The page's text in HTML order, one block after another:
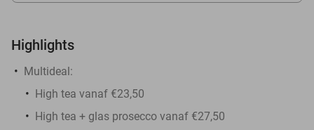
Highlights
Multideal:
High tea vanaf €23,50
High tea + glas prosecco vanaf €27,50